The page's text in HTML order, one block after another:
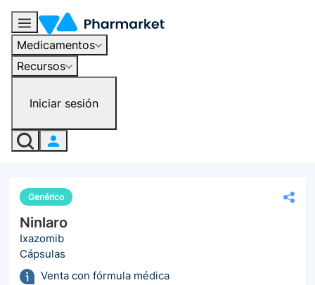
Medicamentos
Recursos
Iniciar sesión
Genérico
Ninlaro
Ixazomib
Cápsulas
Venta con fórmula médica